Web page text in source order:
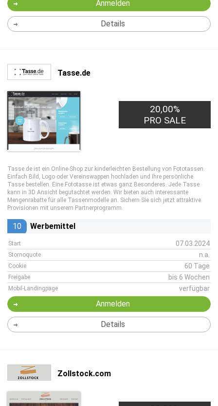
Anmelden
Details
Tasse.de
20,00%
PRO SALE
Tasse.de ist ein Online-Shop zur kinderleichten Bestellung von Fototassen.
Einfach Bild, Logo oder Vereinswappen hochladen und Ihre persönliche
Tasse bestellen. Eine Fototasse ist etwas ganz Besonderes. Jede Tasse
kann in 3D Ansicht begutachtet werden. Wir bieten auch interessante
Mengenrabatte für alle Tassenmodelle an. Sichern Sie sich jetzt attraktive
Provisionen mit unserem Partnerprogramm.
10 Werbemittel
Start 07.03.2024
Stornoquote n.a.
Cookie 60 Tage
Freigabe bis 6 Wochen
Mobil-Landingpage verfügbar
Anmelden
Details
Zollstock.com